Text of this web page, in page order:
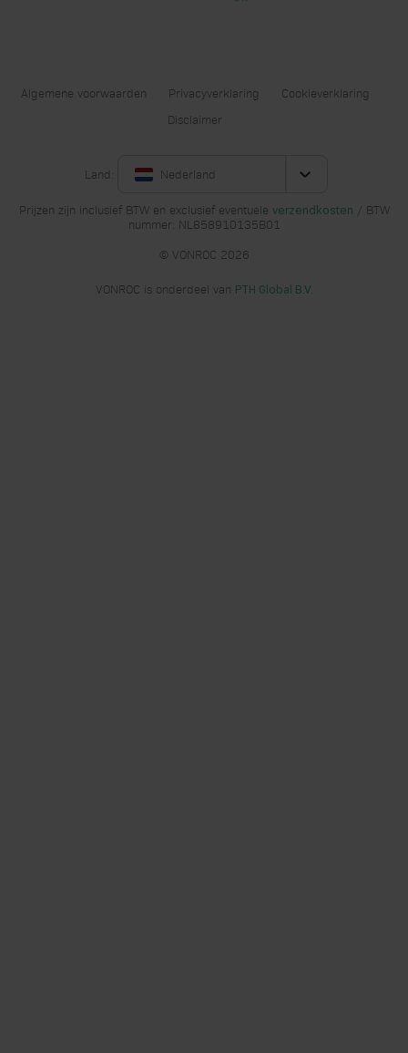
Algemene voorwaarden Privacyverklaring
Cookieverklaring
Disclaimer
Land: Nederland
Prijzen zijn inclusief BTW en exclusief eventuele verzendkosten / BTW
nummer: NL858910135B01
© VONROC 2026
VONROC is onderdeel van PTH Global B.V.